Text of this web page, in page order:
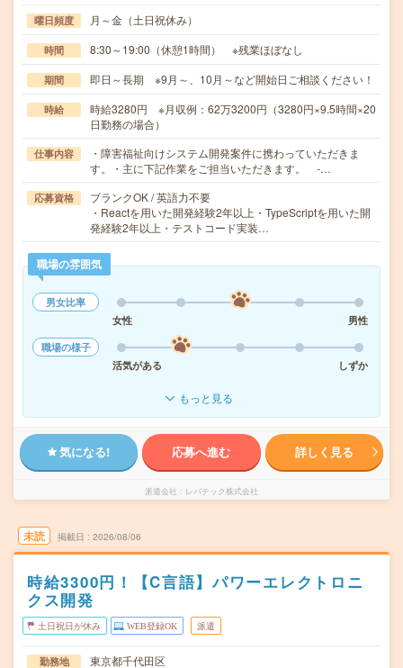
曜日頻度 月～金（土日祝休み）
時間 8:30～19:00（休憩1時間） ※残業ほぼなし
期間 即日～長期 ※9月～、10月～など開始日ご相談ください！
時給
時給3280円 ※月収例：62万3200円（3280円×9.5時間×20
日勤務の場合）
仕事内容
・障害福祉向けシステム開発案件に携わっていただきま
す。・主に下記作業をご担当いただきます。 -…
応募資格
ブランクOK / 英語力不要
・Reactを用いた開発経験2年以上・TypeScriptを用いた開
発経験2年以上・テストコード実装…
職場の雰囲気
男女比率
女性
男性
職場の様子
活気がある
しずか
もっと見る
気になる! 応募へ進む 詳しく見る
派遣会社 レバテック株式会社
未読 掲載日 2026/08/06
時給3300円！【C言語】パワーエレクトロニ
クス開発
土日祝日が休み WEB登録OK 派遣
勤務地
東京都千代田区